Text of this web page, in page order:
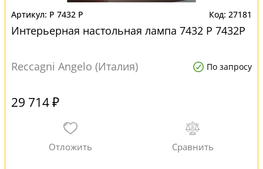
P 7432 P 27181
Интерьерная настольная лампа 7432 P 7432P
Reccagni Angelo (Италия) По запросу
29 714 ₽